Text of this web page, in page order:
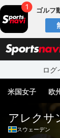
ゴルフ
ログ
米国女子 欧
アレクサ
スウェーデン